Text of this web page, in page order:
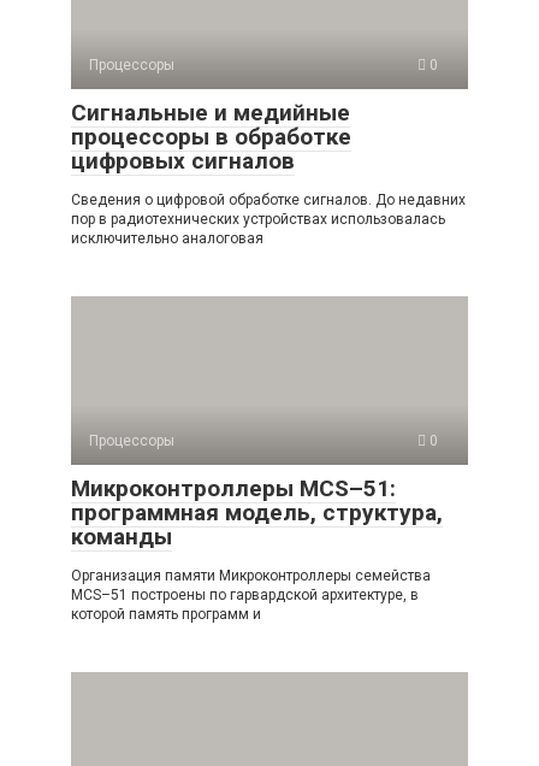
Процессоры 0
Сигнальные и медийные
процессоры в обработке
цифровых сигналов
Сведения о цифровой обработке сигналов. До недавних
пор в радиотехни­ческих устройствах использовалась
исключительно аналоговая
Процессоры 0
Микроконтроллеры MCS–51:
программная модель, структура,
команды
Организация памяти Микроконтроллеры семейства
МСS–51 построены по гарвардской архитектуре, в
которой память программ и